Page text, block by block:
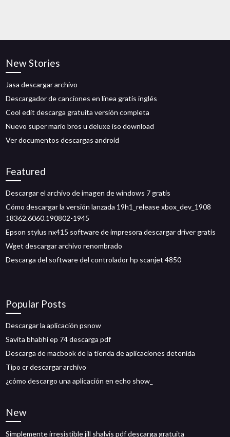
New Stories
Jasa descargar archivo
Descargador de canciones en línea gratis inglés
Cool edit descarga gratuita versión completa
Nuevo super mario bros u deluxe iso download
Ver documentos descargas android
Featured
Descargar el archivo de imagen de windows 7 gratis
Cómo descargar la versión lanzada 19h1_release xbox_dev_1908
18362.6060.190802-1945
Epson stylus nx415 software de impresora descargar driver gratis
Wget descargar archivo renombrado
Descarga del software del controlador hp scanjet 4850
Popular Posts
Descargar la aplicación psnow
Savita bhabhi ep 74 descarga pdf
Descarga de macbook de la tienda de aplicaciones detenida
Tipo cr descargar archivo
¿cómo descargo una aplicación en echo show_
New
Simplemente irresistible jill shalvis pdf descarga gratuita